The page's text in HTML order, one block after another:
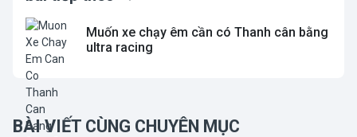
Muốn xe chạy êm cần có Thanh cân bằng
ultra racing
BÀI VIẾT CÙNG CHUYÊN MỤC